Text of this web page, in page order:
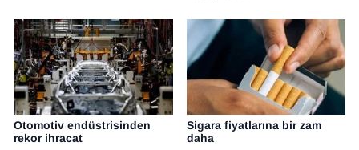
Otomotiv endüstrisinden
rekor ihracat
Sigara fiyatlarına bir zam
daha